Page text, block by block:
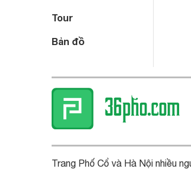
Tour
Bản đồ
Trang Phố Cổ và Hà Nội nhiều